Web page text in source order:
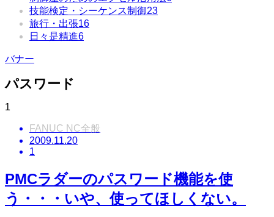
技能検定・シーケンス制御23
旅行・出張16
日々是精進6
バナー
パスワード
1
FANUC NC全般
2009.11.20
1
PMCラダーのパスワード機能を使
う・・・いや、使ってほしくない。